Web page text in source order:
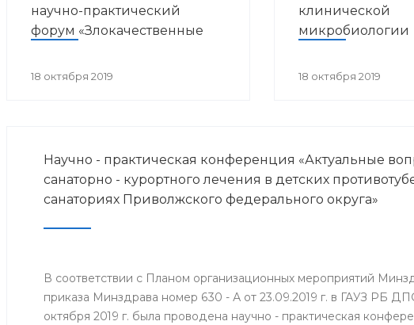
научно-практический
форум «Злокачественные
18 октября 2019
клинической
микробиологии
18 октября 2019
Научно - практическая конференция «Актуальные
санаторно - курортного лечения в детских
санаториях Приволжского федерального округа»
В соответствии с Планом организационных мероприятий
приказа Минздрава номер 630 - А от 23.09.2019 г. в ГАУЗ РБ
октября 2019 г. была проводена научно - практическая